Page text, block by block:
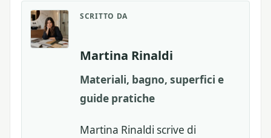
SCRITTO DA
Martina Rinaldi
Materiali, bagno, superfici e
guide pratiche
Martina Rinaldi scrive di